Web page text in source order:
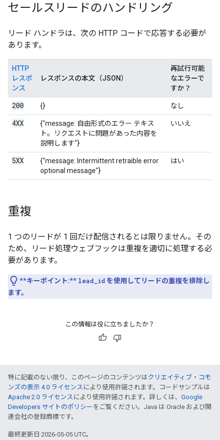
セールスリードのハンドリング
リード ハンドラは、次の HTTP コードで応答する必要が
あります。
HTTP
レスポ
ンス
レスポンスの本文（JSON）
再試行可能
なエラーで
すか？
200 {} なし
4XX
{"message: 自由形式のエラー テキス
ト。リクエストに問題があった内容を
説明します"}
いいえ
5XX
{"message: Intermittent retraible error
optional message"}
はい
重複
1 つのリードが 1 回だけ配信されるとは限りません。その
ため、リード処理ウェブフックは重複を適切に処理する必
要があります。
**キーポイント:** lead_id を使用してリードの重複を排除し
ます。
この情報は役に立ちましたか？
特に記載のない限り、このページのコンテンツはクリエイティブ・コモ
ンズの表示 4.0 ライセンス により使用許諾されます。コードサンプルは
Apache 2.0 ライセンス により使用許諾されます。詳しくは、 Google
Developers サイトのポリシー をご覧ください。Java は Oracle および関
連会社の登録商標です。
最終更新日 2026-05-05 UTC。